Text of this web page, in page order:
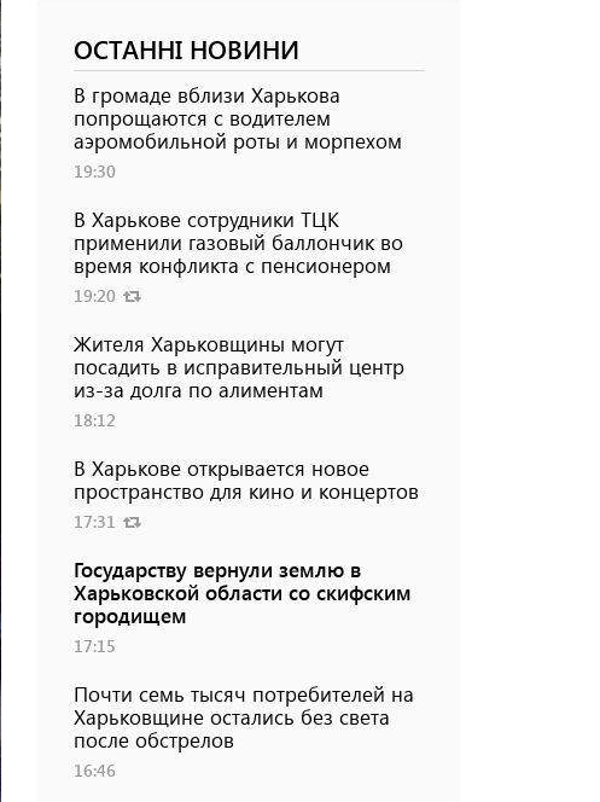
ОСТАННІ НОВИНИ
В громаде вблизи Харькова
попрощаются с водителем
аэромобильной роты и морпехом
19:30
В Харькове сотрудники ТЦК
применили газовый баллончик во
время конфликта с пенсионером
19:20
Жителя Харьковщины могут
посадить в исправительный центр
из-за долга по алиментам
18:12
В Харькове открывается новое
пространство для кино и концертов
17:31
Государству вернули землю в
Харьковской области со скифским
городищем
17:15
Почти семь тысяч потребителей на
Харьковщине остались без света
после обстрелов
16:46